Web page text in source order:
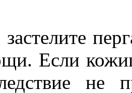
Если
не